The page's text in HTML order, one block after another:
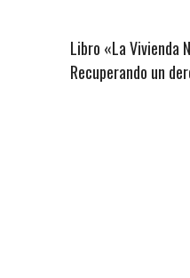
Libro «La Vivienda
Recuperando un